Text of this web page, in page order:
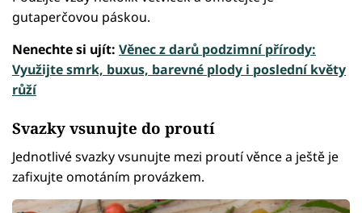
gutaperčovou páskou.
Nenechte si ujít: Věnec z darů podzimní přírody:
Využijte smrk, buxus, barevné plody i poslední květy
růží
Svazky vsunujte do proutí
Jednotlivé svazky vsunujte mezi proutí věnce a ještě je
zafixujte omotáním provázkem.